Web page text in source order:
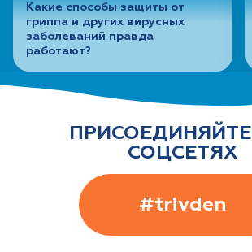
Какие способы защиты от
гриппа и других вирусных
заболеваний правда
работают?
СОЦСЕТЯХ
#trivden